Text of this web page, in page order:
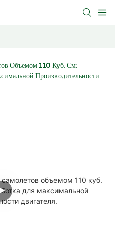
Объемом 110 Куб. См:
Производительности